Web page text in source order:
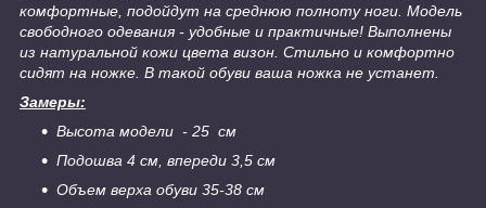
комфортные, подойдут на среднюю полноту ноги. Модель
свободного одевания - удобные и практичные! Выполнены
из натуральной кожи цвета визон. Стильно и комфортно
сидят на ножке. В такой обуви ваша ножка не устанет.
Замеры:
Высота модели - 25 см
Подошва 4 см, впереди 3,5 см
Объем верха обуви 35-38 см